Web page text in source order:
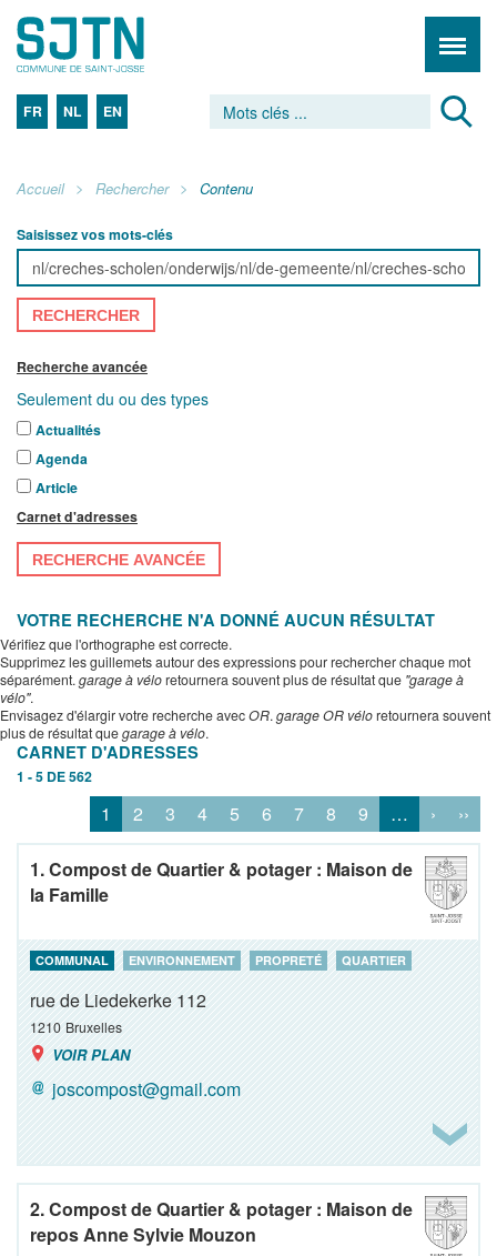
FR NL EN
Accueil Rechercher Contenu
Saisissez vos mots-clés
RECHERCHER
Recherche avancée
Seulement du ou des types
Actualités
Agenda
Article
Carnet d'adresses
RECHERCHE AVANCÉE
VOTRE RECHERCHE N'A DONNÉ AUCUN RÉSULTAT
Vérifiez que l'orthographe est correcte.
Supprimez les guillemets autour des expressions pour rechercher chaque mot
séparément. garage à véloretournera souvent plus de résultat que "garage à
vélo".
Envisagez d'élargir votre recherche avecOR. garage OR véloretournera souvent
plus de résultat quegarage à vélo.
CARNET D'ADRESSES
1 - 5 DE 562
1 2 3 4 5 6 7 8 9 … › ››
1. Compost de Quartier & potager : Maison de
la Famille
COMMUNAL ENVIRONNEMENT PROPRETÉ QUARTIER
rue de Liedekerke 112
1210 Bruxelles
VOIR PLAN
joscompost@gmail.com
2. Compost de Quartier & potager : Maison de
repos Anne Sylvie Mouzon